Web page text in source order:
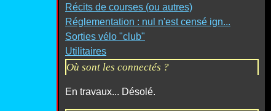
Récits de courses (ou autres)
Réglementation : nul n'est censé ign...
Sorties vélo "club"
Utilitaires
Où sont les connectés ?
En travaux... Désolé.